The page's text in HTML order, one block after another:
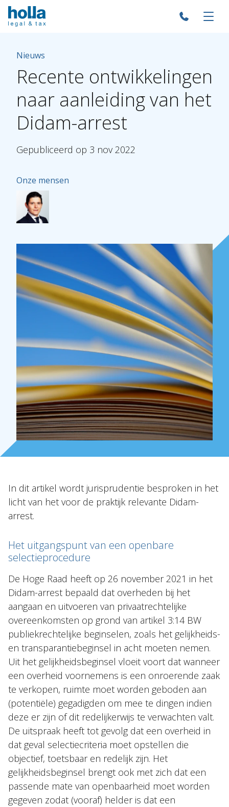
Over Holla
Onze mensen
Topics
Internationaal
Nieuws
NL EN DE FR
Nieuws
Recente ontwikkelingen
naar aanleidingvan het
Didam-arrest
Gepubliceerd op 3 nov 2022
Onze mensen
In dit artikel wordt jurisprudentie besproken in het
licht van het voor de praktijk relevante Didam-
arrest.
Het uitgangspunt van een openbare
selectieprocedure
De Hoge Raad heeft op 26 november 2021 in het
Didam-arrest bepaald dat overheden bij het
aangaan en uitvoeren van privaatrechtelijke
overeenkomsten op grond van artikel 3:14 BW
publiekrechtelijke beginselen, zoals het gelijkheids-
en transparantiebeginsel in acht moeten nemen.
Uit het gelijkheidsbeginsel vloeit voort dat wanneer
een overheid voornemens is een onroerende zaak
te verkopen, ruimte moet worden geboden aan
(potentiële) gegadigden om mee te dingen indien
deze er zijn of dit redelijkerwijs te verwachten valt.
De uitspraak heeft tot gevolg dat een overheid in
dat geval selectiecriteria moet opstellen die
objectief, toetsbaar en redelijk zijn. Het
gelijkheidsbeginsel brengt ook met zich dat een
passende mate van openbaarheid moet worden
gegeven zodat (vooraf) helder is dat een